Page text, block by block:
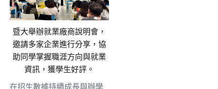
暨大舉辦就業廠商說明會，
邀請多家企業進行分享，協
助同學掌握職涯方向與就業
資訊，獲學生好評。
在招生數據持續成長與辦學